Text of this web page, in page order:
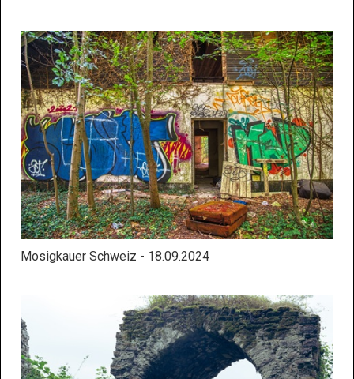
Mosigkauer Schweiz - 18.09.2024